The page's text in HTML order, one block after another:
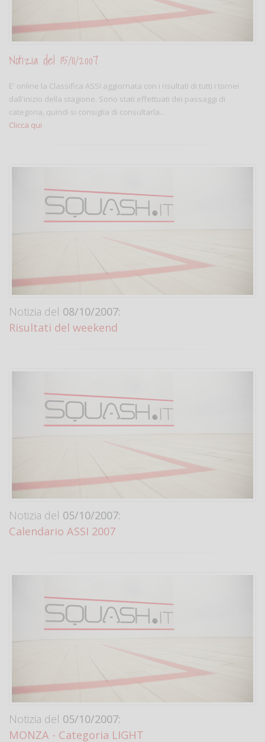
Notizia del 15/11/2007
E' online la Classifica ASSI aggiornata con i risultati di tutti i tornei
dall'inizio della stagione. Sono stati effettuati dei passaggi di
categoria, quindi si consiglia di consultarla...
Clicca qui
Notizia del 08/10/2007:
Risultati del weekend
Notizia del 05/10/2007:
Calendario ASSI 2007
Notizia del 05/10/2007:
MONZA - Categoria LIGHT